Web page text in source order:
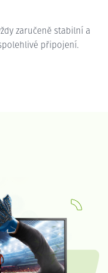
zaručeně stabilní a
připojení.